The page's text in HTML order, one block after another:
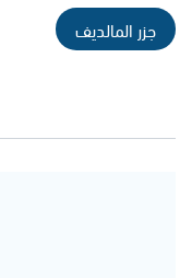
جزر المالديف